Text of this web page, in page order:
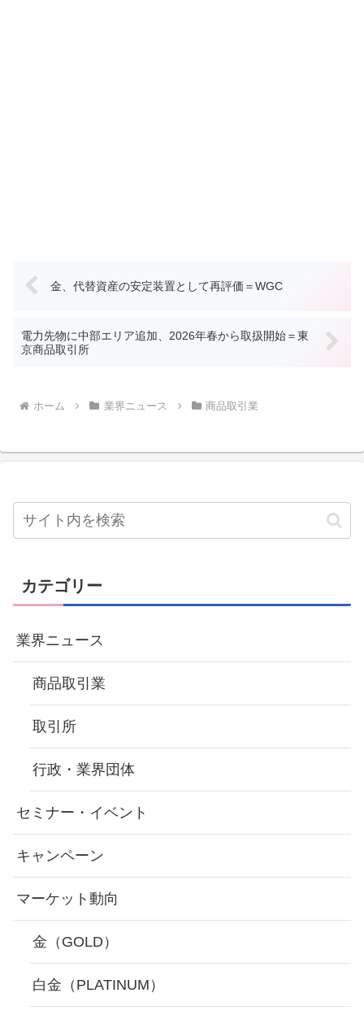
金、代替資産の安定装置として再評価＝WGC
電力先物に中部エリア追加、2026年春から取扱開始＝東
京商品取引所
ホーム 業界ニュース 商品取引業
カテゴリー
業界ニュース
商品取引業
取引所
行政・業界団体
セミナー・イベント
キャンペーン
マーケット動向
金（GOLD）
白金（PLATINUM）